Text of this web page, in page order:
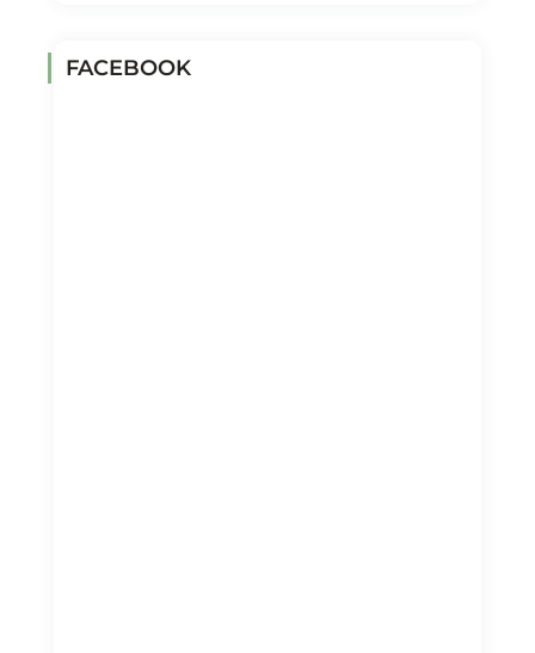
FACEBOOK